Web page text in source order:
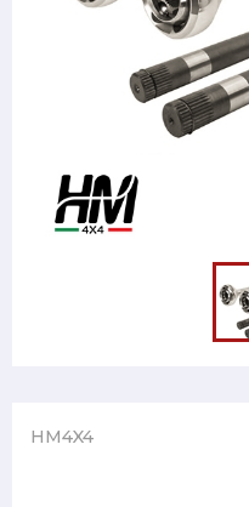
HM4X4